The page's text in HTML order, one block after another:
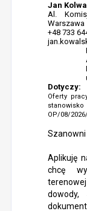
Jan
Al.
Warszawa
+48 733
Dotyczy:
Oferty
stanowisko
OP/08/
Aplikuję
chcę